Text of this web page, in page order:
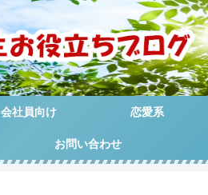
会社員向け 恋愛系
お問い合わせ